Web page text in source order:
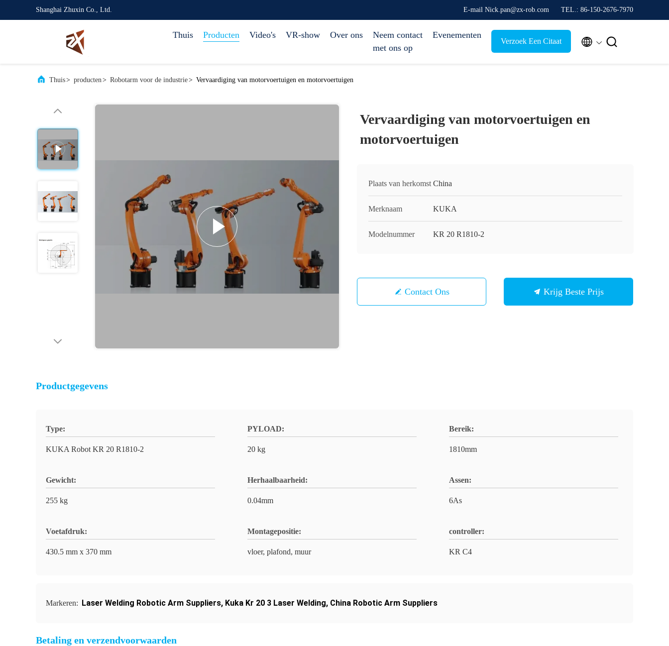
Shanghai Zhuxin Co., Ltd. E-mail Nick.pan@zx-rob.com TEL.: 86-150-2676-7970
Thuis Producten Video's VR-show Over ons
Neem contact
met ons op
Evenementen
Verzoek Een Citaat  
Thuis> producten> Robotarm voor de industrie> Vervaardiging van motorvoertuigen en motorvoertuigen
Vervaardiging van motorvoertuigen en
motorvoertuigen
Plaats van herkomst China
Merknaam KUKA
Modelnummer KR 20 R1810-2
Contact Ons Krijg Beste Prijs
Productgegevens
Type:
KUKA Robot KR 20 R1810-2
PYLOAD:
20 kg
Bereik:
1810mm
Gewicht:
255 kg
Herhaalbaarheid:
0.04mm
Assen:
6As
Voetafdruk:
430.5 mm x 370 mm
Montagepositie:
vloer, plafond, muur
controller:
KR C4
Markeren: Laser Welding Robotic Arm Suppliers, Kuka Kr 20 3 Laser Welding, China Robotic Arm Suppliers
Betaling en verzendvoorwaarden